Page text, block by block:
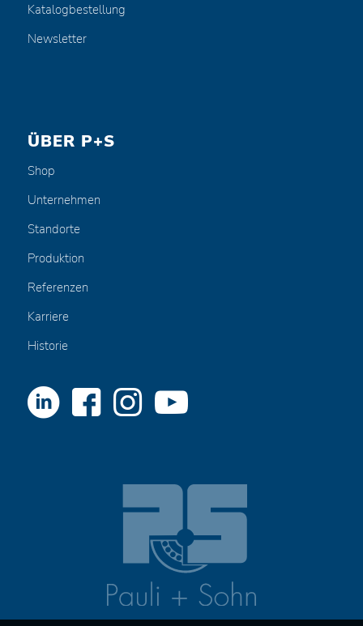
Katalogbestellung
Newsletter
ÜBER P+S
Shop
Unternehmen
Standorte
Produktion
Referenzen
Karriere
Historie